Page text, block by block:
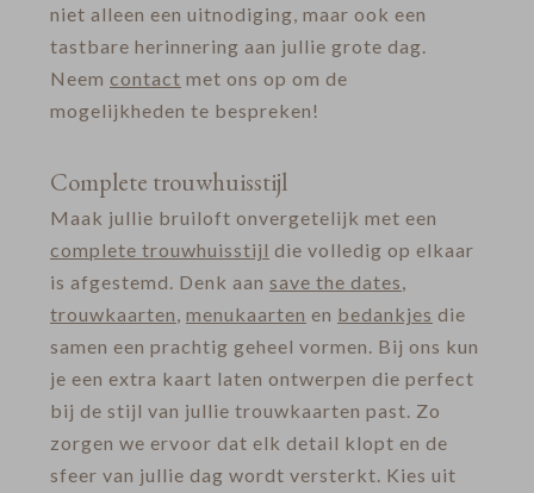
niet alleen een uitnodiging, maar ook een
tastbare herinnering aan jullie grote dag.
Neem contact met ons op om de
mogelijkheden te bespreken!
Complete trouwhuisstijl
Maak jullie bruiloft onvergetelijk met een
complete trouwhuisstijl die volledig op elkaar
is afgestemd. Denk aan save the dates,
trouwkaarten, menukaarten en bedankjes die
samen een prachtig geheel vormen. Bij ons kun
je een extra kaart laten ontwerpen die perfect
bij de stijl van jullie trouwkaarten past. Zo
zorgen we ervoor dat elk detail klopt en de
sfeer van jullie dag wordt versterkt. Kies uit